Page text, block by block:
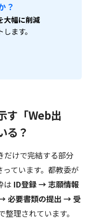
？
大幅に削減
ます。
す「Web出
る？
だけで完結する部分
ています。都教委が
は ID登録 → 志願情報
必要書類の提出 → 受
整理されています。